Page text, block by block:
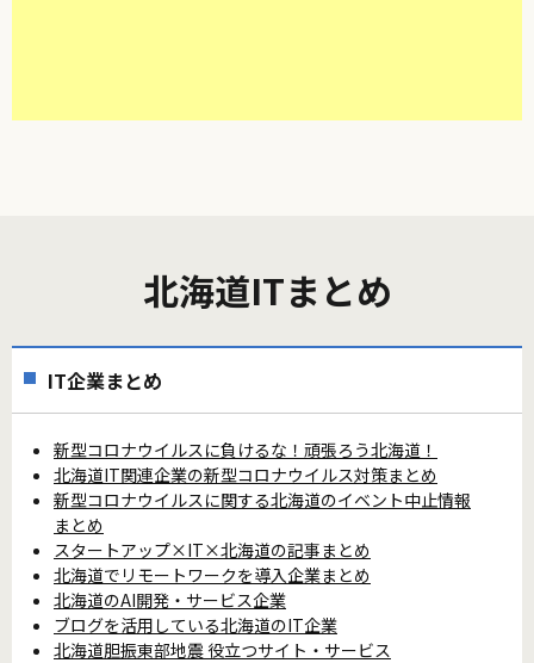
北海道ITまとめ
IT企業まとめ
新型コロナウイルスに負けるな！頑張ろう北海道！
北海道IT関連企業の新型コロナウイルス対策まとめ
新型コロナウイルスに関する北海道のイベント中止情報
まとめ
スタートアップ×IT×北海道の記事まとめ
北海道でリモートワークを導入企業まとめ
北海道のAI開発・サービス企業
ブログを活用している北海道のIT企業
北海道胆振東部地震 役立つサイト・サービス